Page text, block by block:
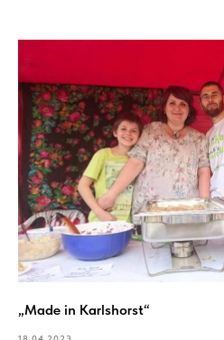
„Made in Karlshorst“